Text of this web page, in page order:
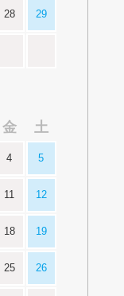
28 29
金 土
4 5
11 12
18 19
25 26